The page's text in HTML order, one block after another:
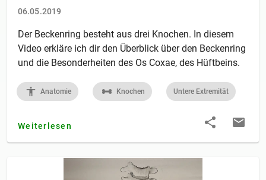
06.05.2019
Der Beckenring besteht aus drei Knochen. In diesem
Video erkläre ich dir den Überblick über den Beckenring
und die Besonderheiten des Os Coxae, des Hüftbeins.
Anatomie Knochen Untere Extremität
Weiterlesen